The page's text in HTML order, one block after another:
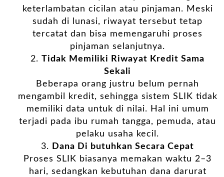
keterlambatan cicilan atau pinjaman. Meski
sudah di lunasi, riwayat tersebut tetap
tercatat dan bisa memengaruhi proses
pinjaman selanjutnya.
Tidak Memiliki Riwayat Kredit Sama
Sekali
Beberapa orang justru belum pernah
mengambil kredit, sehingga sistem SLIK tidak
memiliki data untuk di nilai. Hal ini umum
terjadi pada ibu rumah tangga, pemuda, atau
pelaku usaha kecil.
Dana Di butuhkan Secara Cepat
Proses SLIK biasanya memakan waktu 2–3
hari, sedangkan kebutuhan dana darurat